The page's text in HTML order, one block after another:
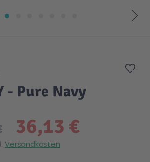
Zur
- Pure Navy
36,13 €
Versandkosten